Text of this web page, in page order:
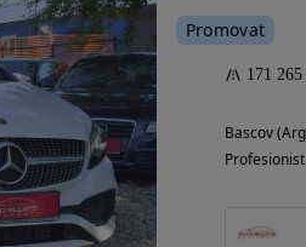
Promovat
171
Bascov